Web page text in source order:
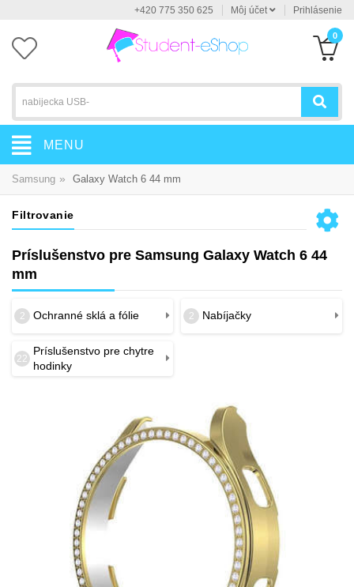
+420 775 350 625 Môj účet Prihlásenie
0
MENU
Samsung » Galaxy Watch 6 44 mm
Filtrovanie
Príslušenstvo pre Samsung Galaxy Watch 6 44
mm
2 Ochranné sklá a fólie 2 Nabíjačky
22
Príslušenstvo pre chytre
hodinky